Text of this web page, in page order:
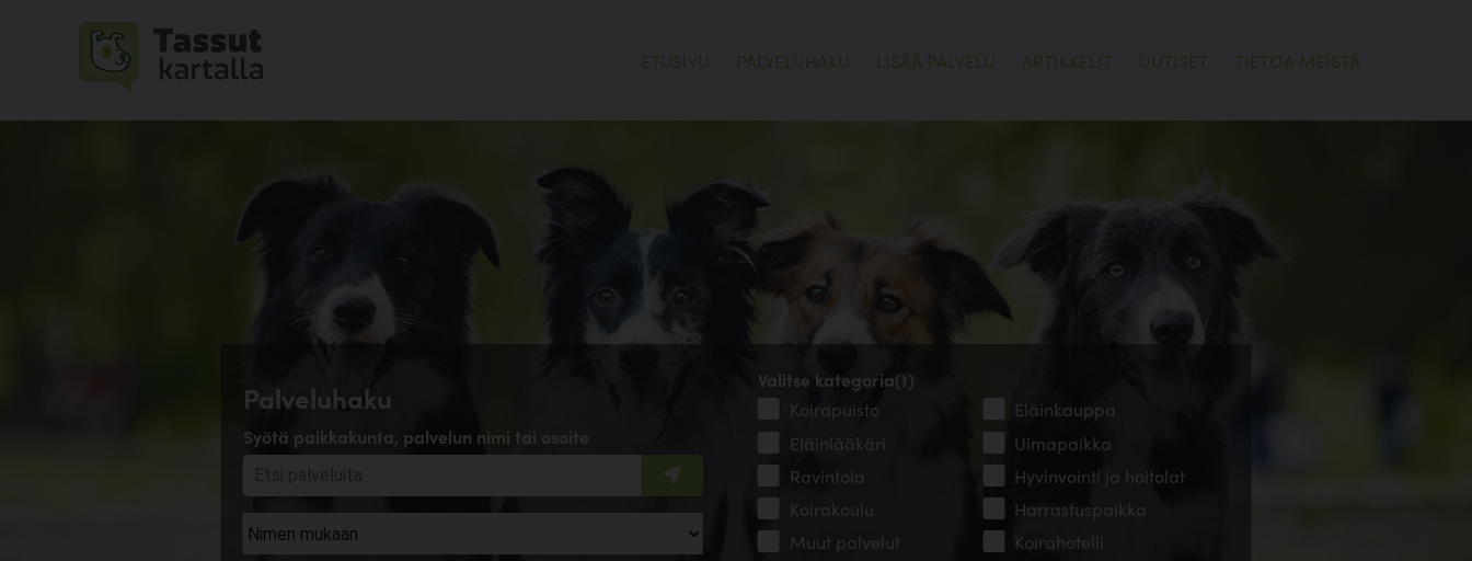
ETUSIVU PALVELUHAKU LISÄÄ PALVELU ARTIKKELIT UUTISET TIETOA MEISTÄ
Palveluhaku
Syötä paikkakunta, palvelun nimi tai osoite
Valitse kategoria(t)
Koirapuisto
Eläinkauppa
Eläinlääkäri
Uimapaikka
Ravintola
Hyvinvointi ja hoitolat
Koirakoulu
Harrastuspaikka
Muut palvelut
Koirahotelli